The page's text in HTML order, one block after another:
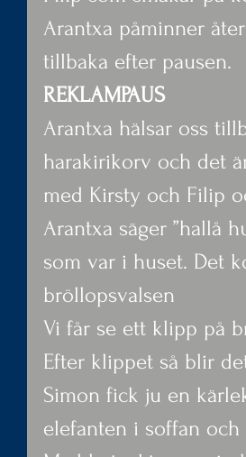
Arantxa påminner
tillbaka efter pausen.
REKLAMPAUS
Arantxa hälsar oss
harakirikorv och det
med Kirsty och Filip
Arantxa säger ”hallå
som var i huset. Det
bröllopsvalsen
Vi får se ett klipp på
Efter klippet så blir
Simon fick ju en
elefanten i soffan